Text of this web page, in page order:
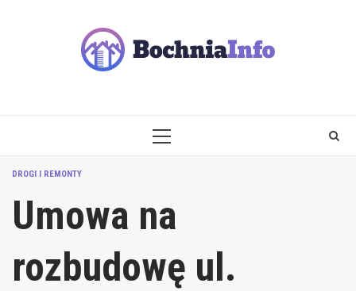
PRIMARY
DROGI I REMONTY
Umowa na
rozbudowę ul.